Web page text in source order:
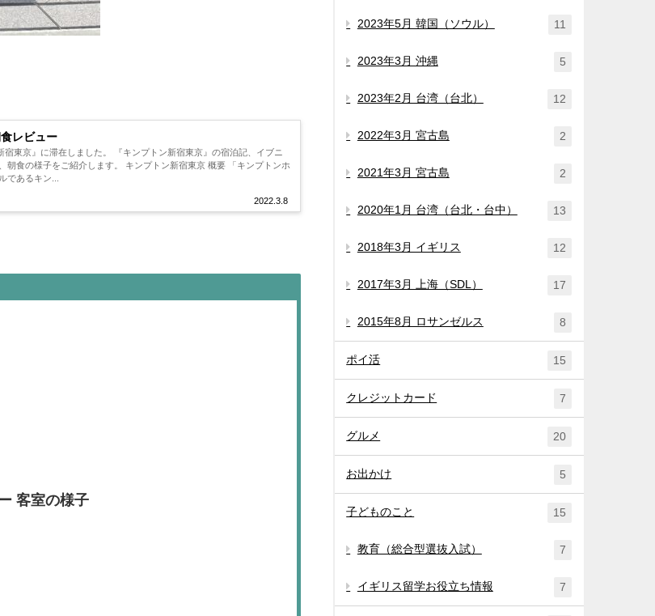
レビュー
2022.3.8
東京』に滞在しました。 『キンプトン新宿東京』の宿泊記、イブニ
。 キンプトン新宿東京 概要 「キンプトンホ
であるキン...
客室の様子
2023年5月 韓国（ソウル） 11
2023年3月 沖縄 5
2023年2月 台湾（台北） 12
2022年3月 宮古島 2
2021年3月 宮古島 2
2020年1月 台湾（台北・台中） 13
2018年3月 イギリス 12
2017年3月 上海（SDL） 17
2015年8月 ロサンゼルス 8
ポイ活 15
クレジットカード 7
グルメ 20
お出かけ 5
子どものこと 15
教育（総合型選抜入試） 7
イギリス留学お役立ち情報 7